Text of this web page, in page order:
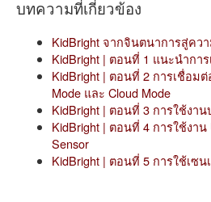
บทความที่เกี่ยวข้อง
KidBright จากจินตนาการสู่คว
KidBright | ตอนที่ 1 แนะนำกา
KidBright | ตอนที่ 2 การเชื่อมต่
Mode และ Cloud Mode
KidBright | ตอนที่ 3 การใช้งา
KidBright | ตอนที่ 4 การใช้งาน
Sensor
KidBright | ตอนที่ 5 การใช้เซ